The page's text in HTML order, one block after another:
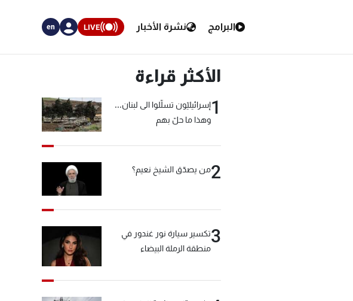
البرامج نشرة الأخبار LIVE
en
الأكثر قراءة
1إسرائيليّون تسلّلوا الى لبنان...
وهذا ما حلّ بهم
2من يصدّق الشيخ نعيم؟
3تكسير سيارة نور غندور في
منطقة الرملة البيضاء